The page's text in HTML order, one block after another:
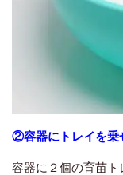
②容器にトレイを乗
容器に２個の育苗